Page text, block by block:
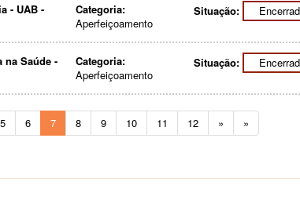
- UAB -
Categoria:
Aperfeiçoamento
Situação:
na Saúde -
Categoria:
Aperfeiçoamento
Situação:
5 6 7 8 9 10 11 12 » »